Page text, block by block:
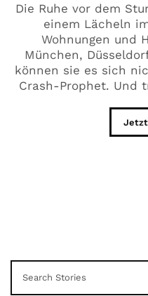
Die Ruhe vor dem
einem Lächeln
Wohnungen und
München,
können sie es sich
Crash-Prophet. Und